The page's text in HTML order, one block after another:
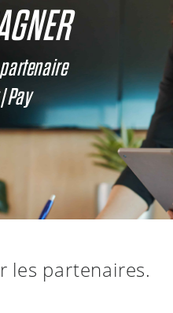
les partenaires.